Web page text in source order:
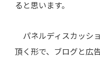
ると思います。
パネルディスカッシ
頂く形で、ブログと広